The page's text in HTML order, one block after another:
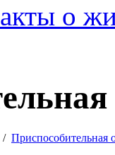
о
/ Приспособительная